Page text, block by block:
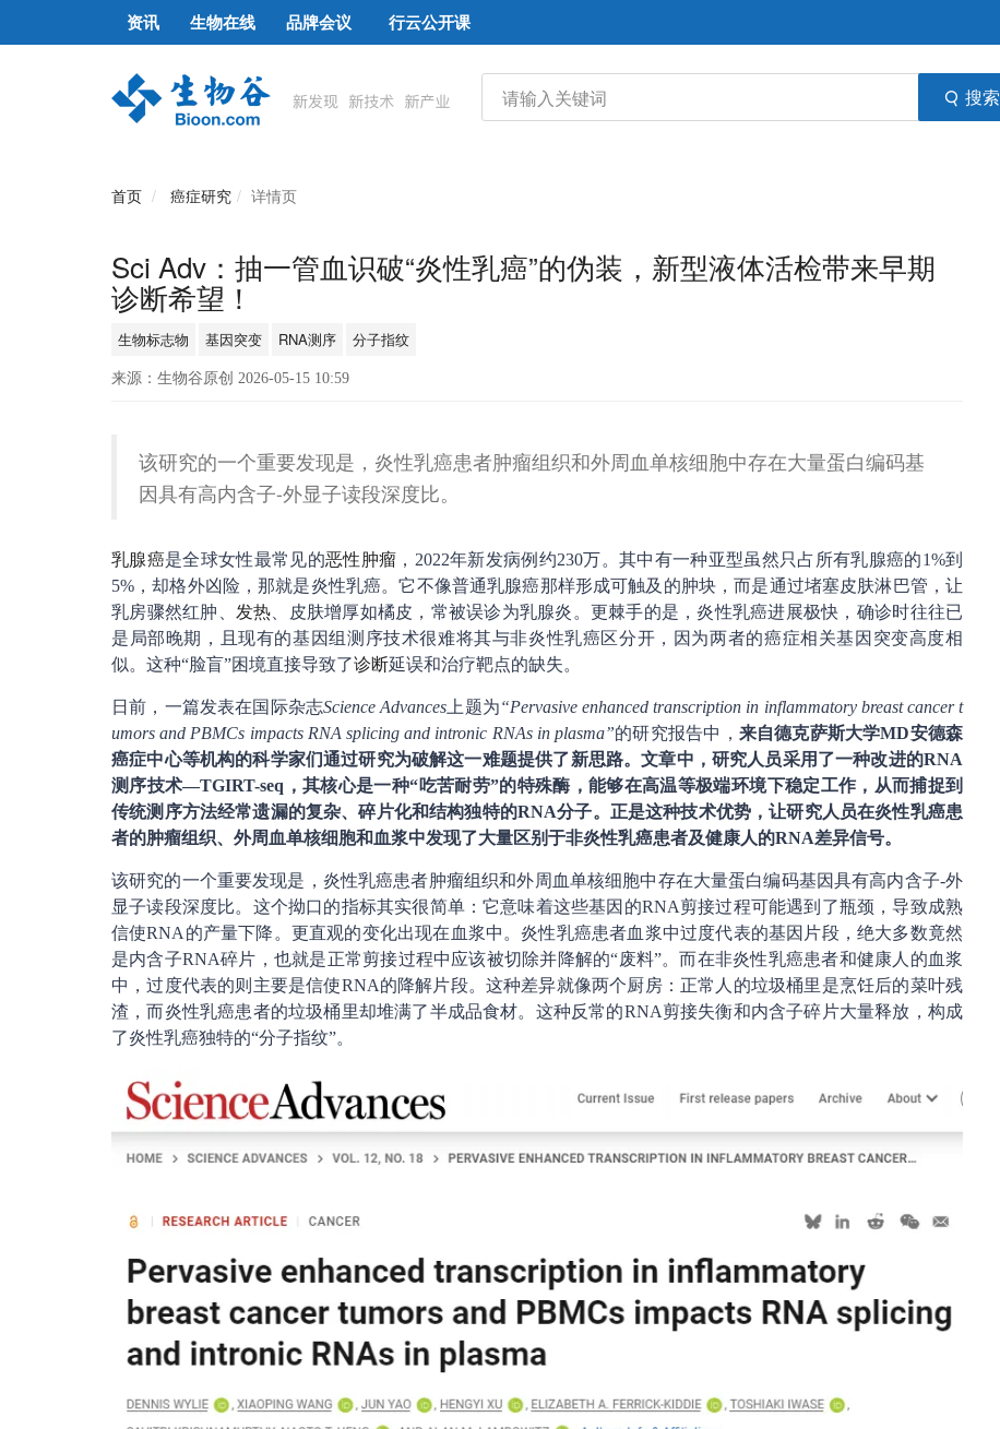
资讯 生物在线 品牌会议 行云公开课
搜索
首页 癌症研究 详情页
Sci Adv：抽一管血识破“炎性乳癌”的伪装，新型液体活检带来早期
诊断希望！
生物标志物 基因突变 RNA测序 分子指纹
来源：生物谷原创 2026-05-15 10:59
该研究的一个重要发现是，炎性乳癌患者肿瘤组织和外周血单核细胞中存在大量蛋白编码基
因具有高内含子-外显子读段深度比。
乳腺癌是全球女性最常见的恶性肿瘤 ，2022年新发病例约230万。其中有一种亚型虽然只占所有乳腺癌的1%到
5%，却格外凶险，那就是炎性乳癌。它不像普通乳腺癌那样形成可触及的肿块，而是通过堵塞皮肤淋巴管，让
乳房骤然红肿、 发热 、皮肤增厚如橘皮，常被误诊为乳腺炎。更棘手的是，炎性乳癌进展极快，确诊时往往已
是局部晚期，且现有的基因组测序技术很难将其与非炎性乳癌区分开，因为两者的癌症相关基因突变高度相
似。这种“脸盲”困境直接导致了诊断延误和治疗靶点的缺失。
日前，一篇发表在国际杂志Science Advances 上题为“Pervasive enhanced transcription in inflammatory breast cancer t
umors and PBMCs impacts RNA splicing and intronic RNAs in plasma”的研究报告中， 来自德克萨斯大学MD安德森
癌症中心等机构的科学家们通过研究为破解这一难题提供了新思路。文章中，研究人员采用了一种改进的RNA
测序技术—TGIRT-seq，其核心是一种“吃苦耐劳”的特殊酶，能够在高温等极端环境下稳定工作，从而捕捉到
传统测序方法经常遗漏的复杂、碎片化和结构独特的RNA分子。正是这种技术优势，让研究人员在炎性乳癌患
者的肿瘤组织、外周血单核细胞和血浆中发现了大量区别于非炎性乳癌患者及健康人的RNA差异信号。
该研究的一个重要发现是，炎性乳癌患者肿瘤组织和外周血单核细胞中存在大量蛋白编码基因具有高内含子-外
显子读段深度比。这个拗口的指标其实很简单：它意味着这些基因的RNA剪接过程可能遇到了瓶颈，导致成熟
信使RNA的产量下降。更直观的变化出现在血浆中。炎性乳癌患者血浆中过度代表的基因片段，绝大多数竟然
是内含子RNA碎片，也就是正常剪接过程中应该被切除并降解的“废料”。而在非炎性乳癌患者和健康人的血浆
中，过度代表的则主要是信使RNA的降解片段。这种差异就像两个厨房：正常人的垃圾桶里是烹饪后的菜叶残
渣，而炎性乳癌患者的垃圾桶里却堆满了半成品食材。这种反常的RNA剪接失衡和内含子碎片大量释放，构成
了炎性乳癌独特的“分子指纹”。